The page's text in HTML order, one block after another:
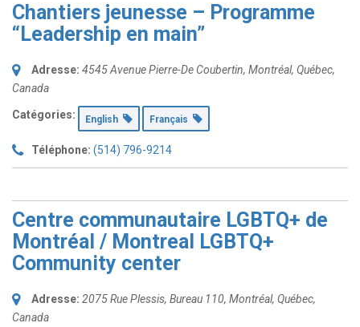
Chantiers jeunesse – Programme
“Leadership en main”
Adresse: 4545 Avenue Pierre-De Coubertin, Montréal, Québec,
Canada
Catégories: English Français
Téléphone: (514) 796-9214
Centre communautaire LGBTQ+ de
Montréal / Montreal LGBTQ+
Community center
Adresse: 2075 Rue Plessis, Bureau 110, Montréal, Québec,
Canada